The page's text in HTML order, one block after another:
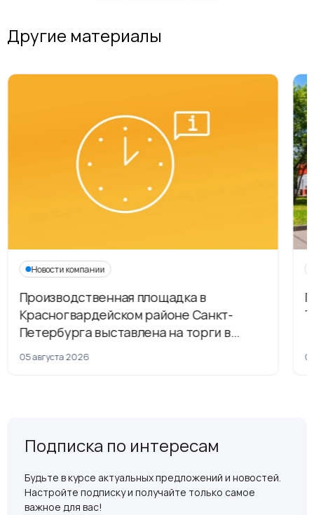
Другие материалы
Новости компании
Производственная площадка в
Красногвардейском районе Санкт-
Петербурга выставлена на торги в
рамках приватизации
05 августа 2026
Подписка по интересам
Будьте в курсе актуальных предложений и новостей.
Настройте подписку и получайте только самое
важное для вас!